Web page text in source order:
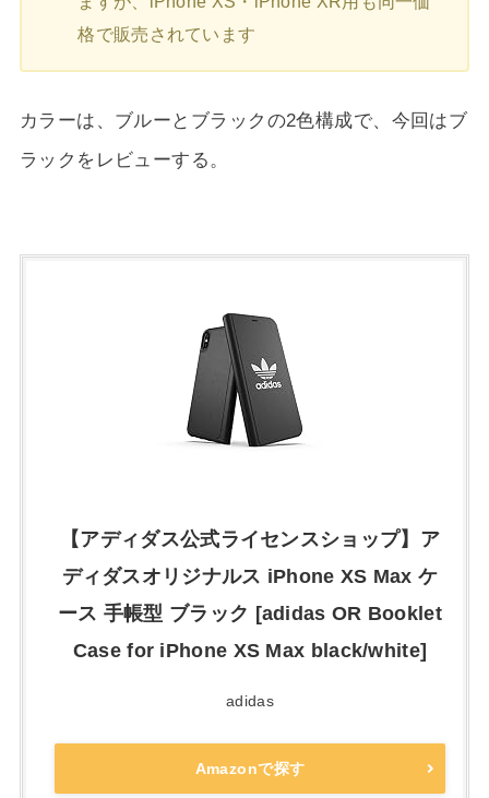
格で販売されています
カラーは、ブルーとブラックの2色構成で、今回はブ
ラックをレビューする。
【アディダス公式ライセンスショップ】ア
ディダスオリジナルス iPhone XS Max ケ
ース 手帳型 ブラック [adidas OR Booklet
Case for iPhone XS Max black/white]
adidas
Amazonで探す